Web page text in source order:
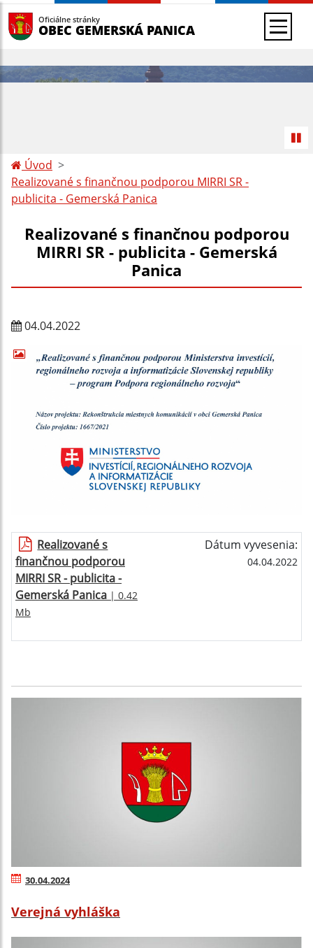
Oficiálne stránky
OBEC GEMERSKÁ PANICA
Úvod
Realizované s finančnou podporou MIRRI SR -
publicita - Gemerská Panica
Realizované s finančnou podporou
MIRRI SR - publicita - Gemerská
Panica
04.04.2022
Realizované s
finančnou podporou
MIRRI SR - publicita -
Gemerská Panica | 0.42
Mb
Dátum vyvesenia:
04.04.2022
30.04.2024
Verejná vyhláška